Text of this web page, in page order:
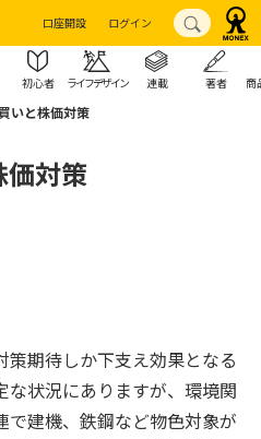
口座開設 ログイン
初心者 ライフデザイン 連載 著者 商
いと株価対策
価対策
期待しか下支え効果となる
な状況にありますが、環境関
建機、鉄鋼など物色対象が